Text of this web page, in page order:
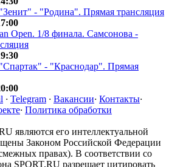
- "Родина". Прямая трансляция
Open. 1/8 финала. Самсонова -
- "Краснодар". Прямая
· Telegram · Вакансии· Контакты·
· Политика обработки
являются его интеллектуальной
Законом Российской Федерации
правах). В соответствии со
SPORT.RU разрешает цитировать